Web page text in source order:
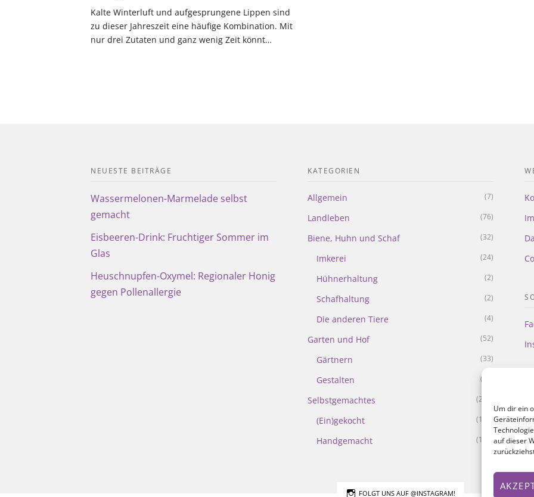
Um dir ein
auf dieser
Kalte Winterluft und aufgesprungene Lippen sind
zu dieser Jahreszeit eine häufige Kombination. Mit
nur drei Zutaten und ganz wenig Zeit könnt…
NEUESTE BEITRÄGE
Wassermelonen-Marmelade selbst
gemacht
Eisbeeren-Drink: Fruchtiger Sommer im
Glas
Heuschnupfen-Oxymel: Regionaler Honig
gegen Pollenallergie
KATEGORIEN
Allgemein (7)
Landleben (76)
Biene, Huhn und Schaf (32)
Imkerei (24)
Hühnerhaltung (2)
Schafhaltung (2)
Die anderen Tiere (4)
Garten und Hof (52)
Gärtnern (33)
Gestalten (21)
Selbstgemachtes (218)
(Ein)gekocht (108)
Handgemacht (113)
FOLGT UNS AUF @INSTAGRAM!